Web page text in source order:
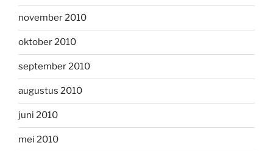
november 2010
oktober 2010
september 2010
augustus 2010
juni 2010
mei 2010